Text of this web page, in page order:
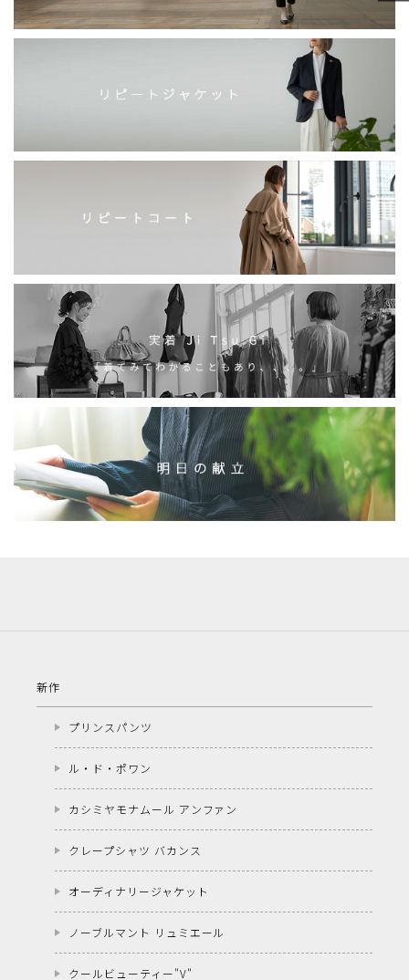
新作
プリンスパンツ
ル・ド・ポワン
カシミヤモナムール アンファン
クレープシャツ バカンス
オーディナリージャケット
ノーブルマント リュミエール
クールビューティー"V"